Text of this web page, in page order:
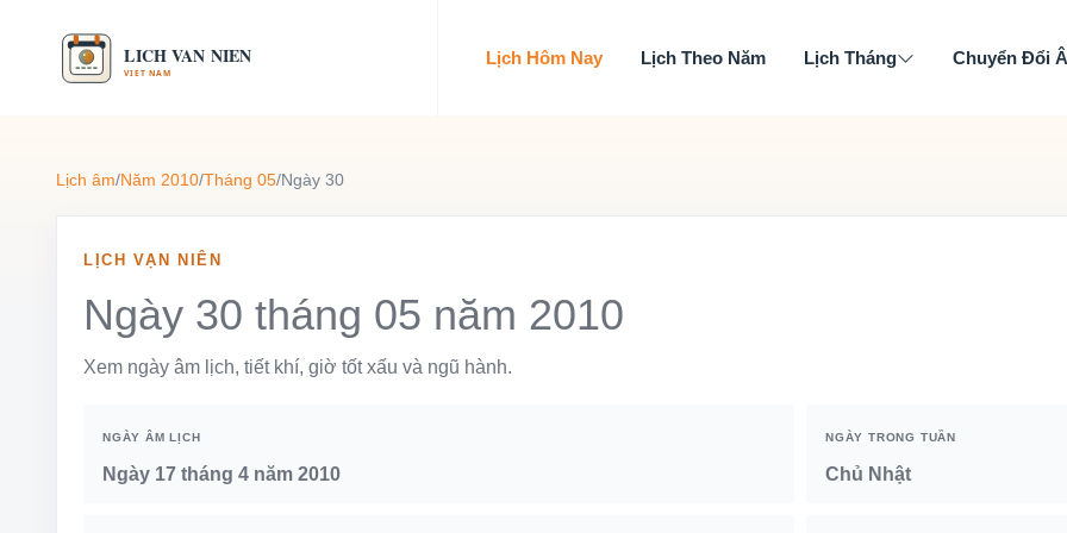
Lịch Hôm Nay Lịch Theo Năm Lịch Tháng Chuyển Đổi
Lịch âm/Năm 2010/Tháng 05/Ngày 30
LỊCH VẠN NIÊN
Ngày 30 tháng 05 năm 2010
Xem ngày âm lịch, tiết khí, giờ tốt xấu và ngũ hành.
NGÀY ÂM LỊCH
Ngày 17 tháng 4 năm 2010
NGÀY TRONG TUẦN
Chủ Nhật